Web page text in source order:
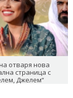
отваря нова
страница с
Джелем“